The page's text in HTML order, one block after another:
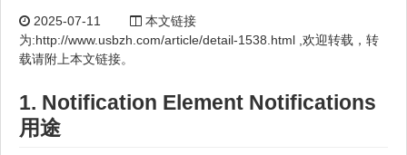
2025-07-11
本文链接
为:http://www.usbzh.com/article/detail-1538.html ,欢迎转载，转
载请附上本文链接。
1. Notification Element Notifications
用途